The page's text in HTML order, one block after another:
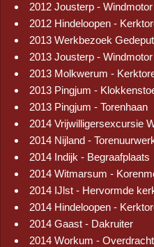
2012 Jousterp - Windmotor
2012 Hindeloopen -
2013 Werkbezoek
2013 Jousterp - Windmotor
2013 Molkwerum -
2013 Pingjum -
2013 Pingjum - Torenhaan
2014 Vrijwilligersexcursie
2014 Nijland -
2014 Indijk - Begraafplaats
2014 Witmarsum -
2014 IJlst - Hervormde
2014 Hindeloopen -
2014 Gaast - Dakruiter
2014 Workum -